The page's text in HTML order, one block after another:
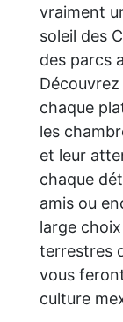
vraiment
soleil des
des parcs
chaque
les
et leur
chaque
amis ou
large
terrestres
vous
culture